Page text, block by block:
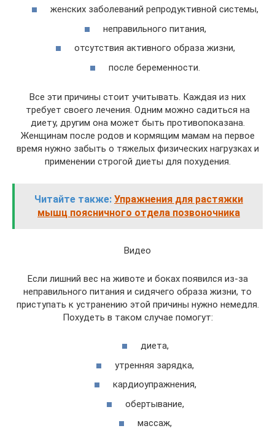
женских заболеваний репродуктивной системы,
неправильного питания,
отсутствия активного образа жизни,
после беременности.
Все эти причины стоит учитывать. Каждая из них
требует своего лечения. Одним можно садиться на
диету, другим она может быть противопоказана.
Женщинам после родов и кормящим мамам на первое
время нужно забыть о тяжелых физических нагрузках и
применении строгой диеты для похудения.
Читайте также: Упражнения для растяжки
мышц поясничного отдела позвоночника
Видео
Если лишний вес на животе и боках появился из-за
неправильного питания и сидячего образа жизни, то
приступать к устранению этой причины нужно немедля.
Похудеть в таком случае помогут:
диета,
утренняя зарядка,
кардиоупражнения,
обертывание,
массаж,